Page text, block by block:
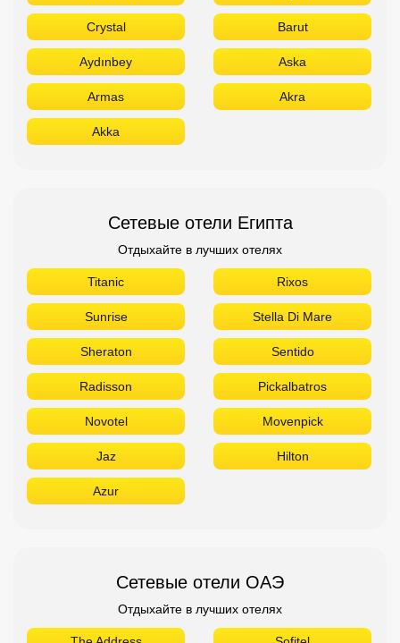
Crystal Barut
Aydınbey Aska
Armas Akra
Akka
Сетевые отели Египта
Отдыхайте в лучших отелях
Titanic Rixos
Sunrise Stella Di Mare
Sheraton Sentido
Radisson Pickalbatros
Novotel Movenpick
Jaz Hilton
Azur
Сетевые отели ОАЭ
Отдыхайте в лучших отелях